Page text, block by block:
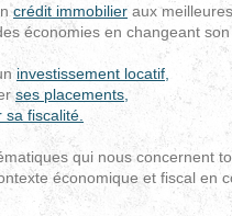
crédit immobilier aux
économies en changeant
investissement locatif,
ses placements,
sa fiscalité.
qui nous concernent
économique et fiscal en